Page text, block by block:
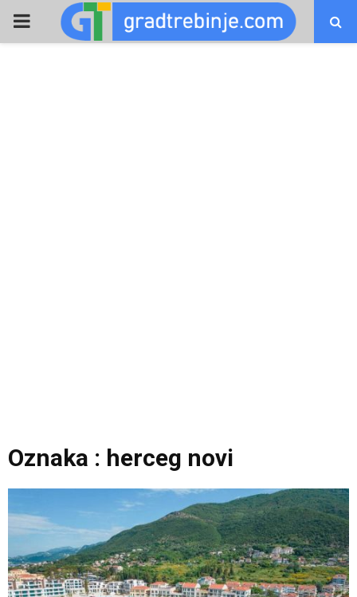
PRIMARY
Oznaka : herceg novi